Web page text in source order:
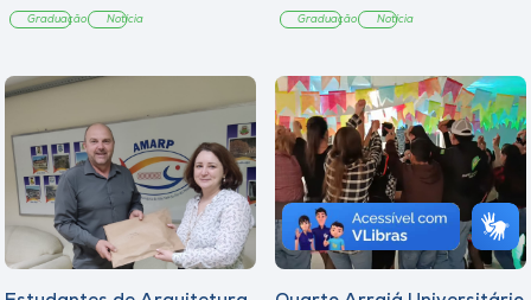
Graduação Notícia Graduação Notícia